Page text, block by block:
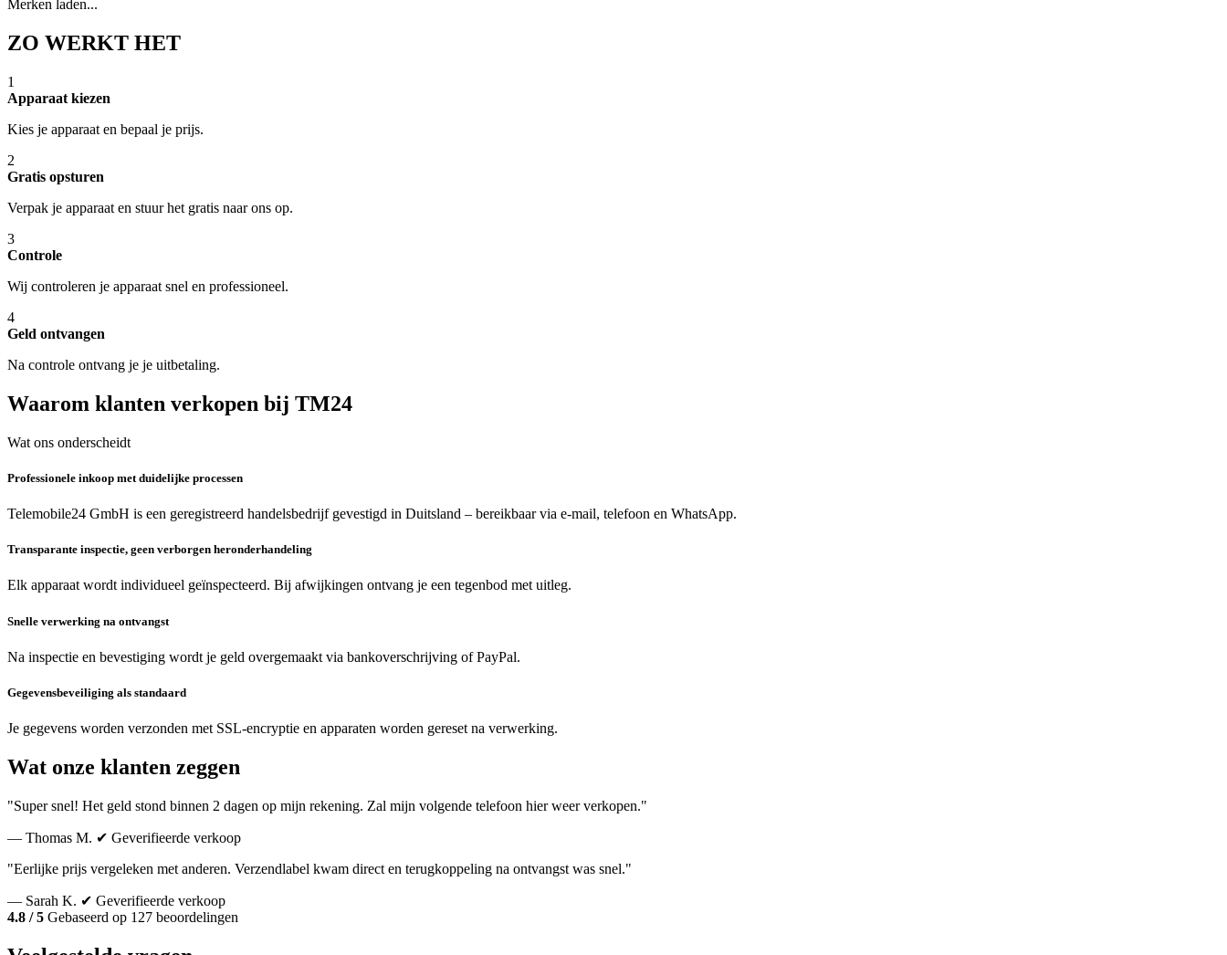
Merken laden...
ZO WERKT HET
1
Apparaat kiezen
Kies je apparaat en bepaal je prijs.
2
Gratis opsturen
Verpak je apparaat en stuur het gratis naar ons op.
3
Controle
Wij controleren je apparaat snel en professioneel.
4
Geld ontvangen
Na controle ontvang je je uitbetaling.
Waarom klanten verkopen bij TM24
Wat ons onderscheidt
Professionele inkoop met duidelijke processen
Telemobile24 GmbH is een geregistreerd handelsbedrijf gevestigd in Duitsland – bereikbaar via e-mail, telefoon en WhatsApp.
Transparante inspectie, geen verborgen heronderhandeling
Elk apparaat wordt individueel geïnspecteerd. Bij afwijkingen ontvang je een tegenbod met uitleg.
Snelle verwerking na ontvangst
Na inspectie en bevestiging wordt je geld overgemaakt via bankoverschrijving of PayPal.
Gegevensbeveiliging als standaard
Je gegevens worden verzonden met SSL-encryptie en apparaten worden gereset na verwerking.
Wat onze klanten zeggen
"Super snel! Het geld stond binnen 2 dagen op mijn rekening. Zal mijn volgende telefoon hier weer verkopen."
— Thomas M. ✔ Geverifieerde verkoop
"Eerlijke prijs vergeleken met anderen. Verzendlabel kwam direct en terugkoppeling na ontvangst was snel."
— Sarah K. ✔ Geverifieerde verkoop
4.8 / 5 Gebaseerd op 127 beoordelingen